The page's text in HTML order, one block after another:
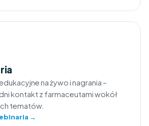
na żywo i nagrania –
kontakt z farmaceutami wokół
tematów.
→